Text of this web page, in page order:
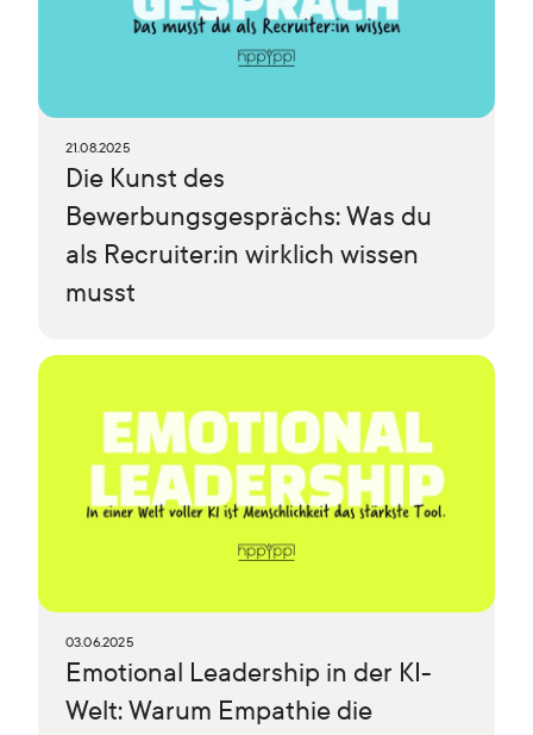
21.08.2025
Die Kunst des
Bewerbungsgesprächs: Was du
als Recruiter:in wirklich wissen
musst
03.06.2025
Emotional Leadership in der KI-
Welt: Warum Empathie die